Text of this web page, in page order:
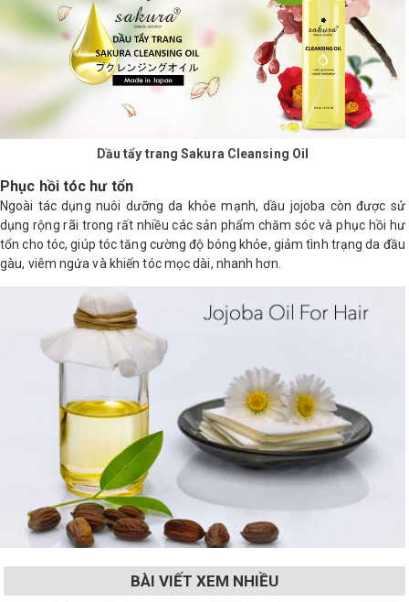
Dầu tẩy trang Sakura Cleansing Oil
Phục hồi tóc hư tổn
Ngoài tác dụng nuôi dưỡng da khỏe mạnh, dầu jojoba còn được sử
dụng rộng rãi trong rất nhiều các sản phẩm chăm sóc và phục hồi hư
tổn cho tóc, giúp tóc tăng cường độ bóng khỏe, giảm tình trạng da đầu
gàu, viêm ngứa và khiến tóc mọc dài, nhanh hơn.
BÀI VIẾT XEM NHIỀU